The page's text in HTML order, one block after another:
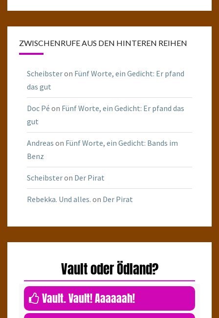
ZWISCHENRUFE AUS DEN HINTEREN REIHEN
Scheibsteron Fünf Worte, ein Gedicht: Er pfand
das gut
Doc Pé on Fünf Worte, ein Gedicht: Er pfand das
gut
Andreas on Fünf Worte, ein Gedicht: Bands im
Benz
Scheibsteron Der Pirat
Rebekka. Und alles. on Der Pirat
Vault oder Ödland?
Vault. Vault! Aaaaaah!